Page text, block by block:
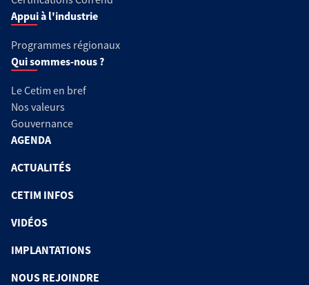
Appui à l'industrie
Programmes régionaux
Qui sommes-nous ?
Le Cetim en bref
Nos valeurs
Gouvernance
AGENDA
ACTUALITÉS
CETIM INFOS
VIDÉOS
IMPLANTATIONS
NOUS REJOINDRE